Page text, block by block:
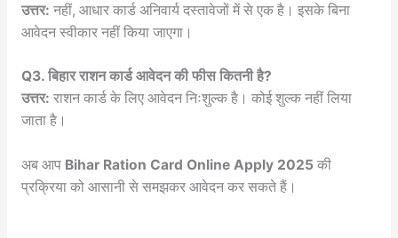
उत्तर: नहीं, आधार कार्ड अनिवार्य दस्तावेजों में से एक है। इसके बिना
आवेदन स्वीकार नहीं किया जाएगा।
Q3. बिहार राशन कार्ड आवेदन की फीस कितनी है?
उत्तर: राशन कार्ड के लिए आवेदन निःशुल्क है। कोई शुल्क नहीं लिया
जाता है।
अब आप Bihar Ration Card Online Apply 2025 की
प्रक्रिया को आसानी से समझकर आवेदन कर सकते हैं।